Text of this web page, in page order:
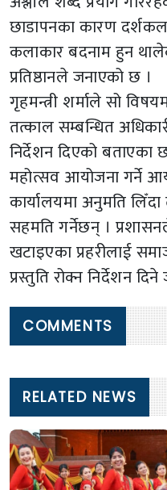
छाडापनका कारण
कलाकार बदनाम हुन
प्रतिष्ठानले जनाएको छ ।
गृहमन्त्री शर्माले सो
तत्काल सम्बन्धित
निर्देशन दिएको बताएका
महोत्सव आयोजना गर्ने
कार्यालयमा अनुमति लिँदा
सहमति गर्नेछन् ।
खटाइएका प्रहरीलाई
प्रस्तुति रोक्न निर्देशन
COMMENTS
RELATED NEWS